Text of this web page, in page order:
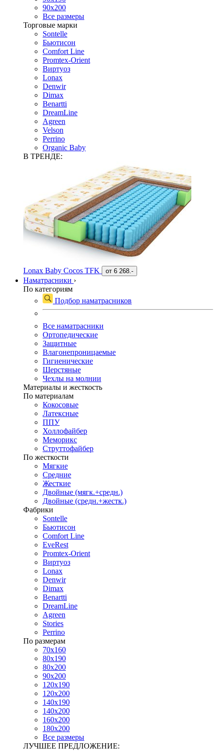
90х200
Все размеры
Торговые марки
Sontelle
Бьютисон
Comfort Line
Promtex-Orient
Виртуоз
Lonax
Denwir
Dimax
Benartti
DreamLine
Agreen
Velson
Perrino
Organic Baby
В ТРЕНДЕ:
Lonax Baby Cocos TFK от 6 268.-
Наматрасники ›
По категориям
Подбор наматрасников
Все наматрасники
Ортопедические
Защитные
Влагонепроницаемые
Гигиенические
Шерстяные
Чехлы на молнии
Материалы и жесткость
По материалам
Кокосовые
Латексные
ППУ
Холлофайбер
Меморикс
Струттофайбер
По жесткости
Мягкие
Средние
Жесткие
Двойные (мягк.+средн.)
Двойные (средн.+жестк.)
Фабрики
Sontelle
Бьютисон
Comfort Line
EveRest
Promtex-Orient
Виртуоз
Lonax
Denwir
Dimax
Benartti
DreamLine
Agreen
Stories
Perrino
По размерам
70х160
80х190
80х200
90х200
120х190
120х200
140х190
140х200
160х200
180х200
Все размеры
ЛУЧШЕЕ ПРЕДЛОЖЕНИЕ: